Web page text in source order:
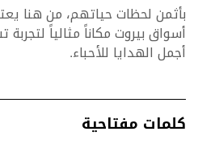
بأثمن لحظات حياتهم، من هنا
أسواق بيروت مكاناً مثالياً
أجمل الهدايا للأحباء.
كلمات مفتاحية